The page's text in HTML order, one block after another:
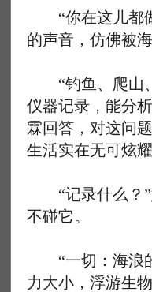
“你在这儿都做
的声音，仿佛被
“钓鱼、爬山
仪器记录，能分
霖回答，对这问
生活实在无可炫耀
“记录什么？”
不碰它。
“一切：海浪
力大小，浮游生